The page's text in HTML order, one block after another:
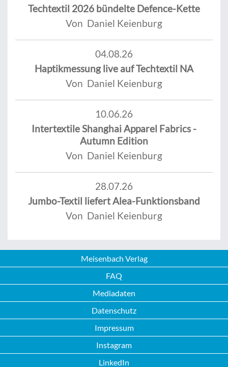
Techtextil 2026 bündelte Defence-Kette
Von Daniel Keienburg
04.08.26
Haptikmessung live auf Techtextil NA
Von Daniel Keienburg
10.06.26
Intertextile Shanghai Apparel Fabrics -
Autumn Edition
Von Daniel Keienburg
28.07.26
Jumbo-Textil liefert Alea-Funktionsband
Von Daniel Keienburg
Meisenbach Verlag
FAQ
Mediadaten
Datenschutz
Impressum
Instagram
LinkedIn